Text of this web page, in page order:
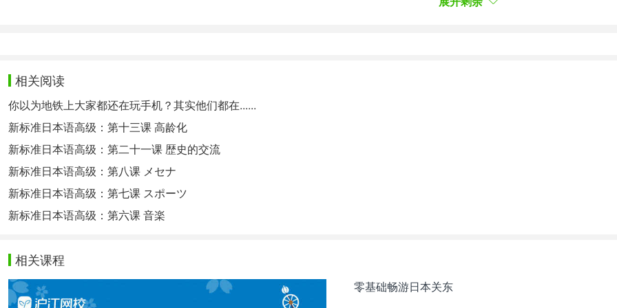
映画「急に具合が悪くなる」は、フランスを舞台に末期がんを患う舞台演出家と介護施設の施設長の心の交流
电影《突如其来》以法国为舞台，描绘了罹患癌症晚期的舞台导演与养老院负责人之间的心灵交流。
相关阅读
你以为地铁上大家都还在玩手机？其实他们都在......
新标准日本语高级：第十三课 高龄化
新标准日本语高级：第二十一课 歴史的交流
新标准日本语高级：第八课 メセナ
新标准日本语高级：第七课 スポーツ
新标准日本语高级：第六课 音楽
相关课程
零基础畅游日本关东